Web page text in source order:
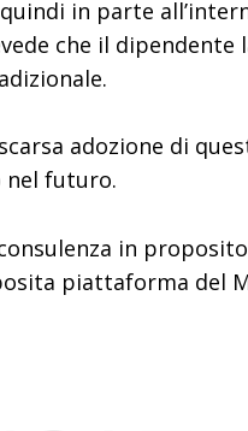
in parte
che il
adozione di
nel futuro.
in
piattaforma del